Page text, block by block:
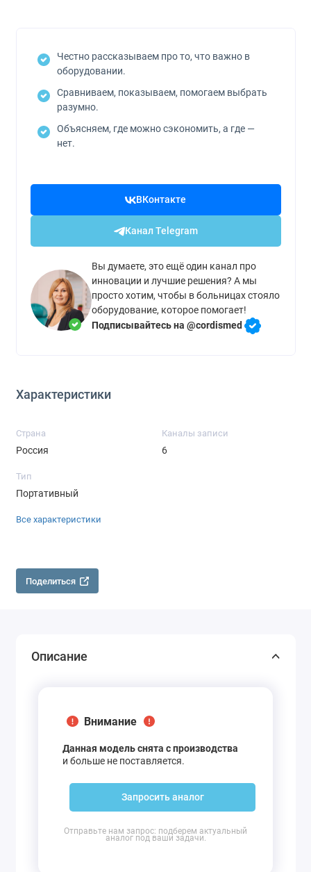
Честно рассказываем про то, что важно в
оборудовании.
Сравниваем, показываем, помогаем выбрать
разумно.
Объясняем, где можно сэкономить, а где —
нет.
ВКонтакте
Канал Telegram
Вы думаете, это ещё один канал про
инновации и лучшие решения? А мы
просто хотим, чтобы в больницах стояло
оборудование, которое помогает!
Подписывайтесь на @cordismed
Характеристики
Страна
Россия
Каналы записи
6
Тип
Портативный
Все характеристики
Поделиться
Описание
Внимание
Данная модель снята с производства
и больше не поставляется.
Запросить аналог
Отправьте нам запрос: подберем актуальный
аналог под ваши задачи.